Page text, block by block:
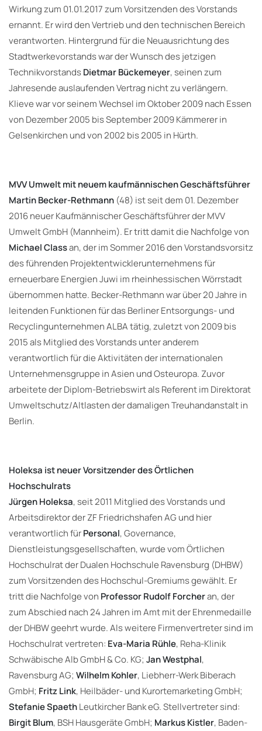
Wirkung zum 01.01.2017 zum Vorsitzenden des Vorstands
ernannt. Er wird den Vertrieb und den technischen Bereich
verantworten. Hintergrund für die Neuausrichtung des
Stadtwerkevorstands war der Wunsch des jetzigen
TechnikvorstandsDietmar Bückemeyer, seinen zum
Jahresende auslaufenden Vertrag nicht zu verlängern.
Klieve war vor seinem Wechsel im Oktober 2009 nach Essen
von Dezember 2005 bis September 2009 Kämmerer in
Gelsenkirchen und von 2002 bis 2005 in Hürth.
MVV Umwelt mit neuem kaufmännischen Geschäftsführer
Martin Becker-Rethmann (48) ist seit dem 01. Dezember
2016 neuer Kaufmännischer Geschäftsführer der MVV
Umwelt GmbH (Mannheim). Er tritt damit die Nachfolge von
Michael Classan, der im Sommer 2016 den Vorstandsvorsitz
des führenden Projektentwicklerunternehmens für
erneuerbare Energien Juwi im rheinhessischen Wörrstadt
übernommen hatte. Becker-Rethmann war über 20 Jahre in
leitenden Funktionen für das Berliner Entsorgungs- und
Recyclingunternehmen ALBA tätig, zuletzt von 2009 bis
2015 als Mitglied des Vorstands unter anderem
verantwortlich für die Aktivitäten der internationalen
Unternehmensgruppe in Asien und Osteuropa. Zuvor
arbeitete der Diplom-Betriebswirt als Referent im Direktorat
Umweltschutz/Altlasten der damaligen Treuhandanstalt in
Berlin.
Holeksa ist neuer Vorsitzender des Örtlichen
Hochschulrats
Jürgen Holeksa, seit 2011 Mitglied des Vorstands und
Arbeitsdirektor der ZF Friedrichshafen AG und hier
verantwortlich fürPersonal, Governance,
Dienstleistungsgesellschaften, wurde vom Örtlichen
Hochschulrat der Dualen Hochschule Ravensburg (DHBW)
zum Vorsitzenden des Hochschul-Gremiums gewählt. Er
tritt die Nachfolge von Professor Rudolf Forcheran, der
zum Abschied nach 24 Jahren im Amt mit der Ehrenmedaille
der DHBW geehrt wurde. Als weitere Firmenvertreter sind im
Hochschulrat vertreten: Eva-Maria Rühle, Reha-Klinik
Schwäbische Alb GmbH & Co. KG; Jan Westphal,
Ravensburg AG; Wilhelm Kohler, Liebherr-Werk Biberach
GmbH; Fritz Link, Heilbäder- und Kurortemarketing GmbH;
Stefanie SpaethLeutkircher Bank eG. Stellvertreter sind:
Birgit Blum, BSH Hausgeräte GmbH; Markus Kistler, Baden-